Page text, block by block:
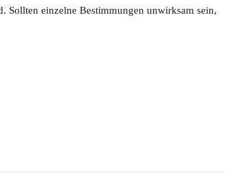
Sollten einzelne Bestimmungen unwirksam sein,